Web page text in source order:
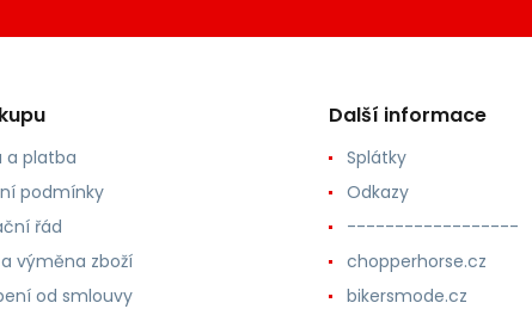
a platba
podmínky
řád
výměna zboží
od smlouvy
Další informace
Splátky
Odkazy
------------------
chopperhorse.cz
bikersmode.cz